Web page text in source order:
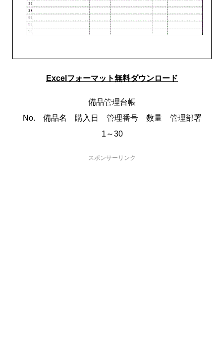
Excelフォーマット無料ダウンロード
備品管理台帳
No. 備品名 購入日 管理番号 数量 管理部署
1～30
スポンサーリンク